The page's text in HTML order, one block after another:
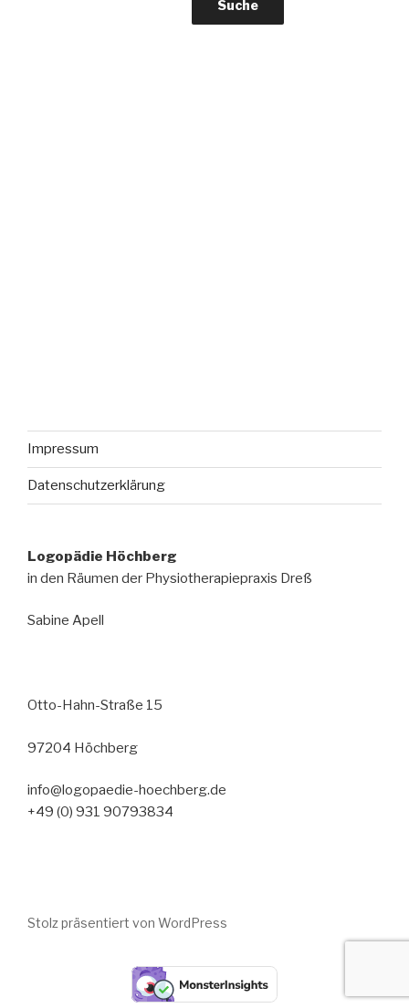
Impressum
Datenschutzerklärung
Logopädie Höchberg
in den Räumen der Physiotherapiepraxis Dreß
Sabine Apell
Otto-Hahn-Straße 15
97204 Höchberg
info@logopaedie-hoechberg.de
+49 (0) 931 90793834
Stolz präsentiert von WordPress